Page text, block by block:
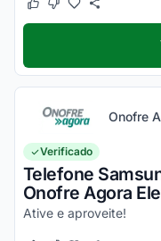
Este cupom funcionou
Este cupom não
Onofre
Verificado
Telefone
Onofre Agora
Ative e aproveite!